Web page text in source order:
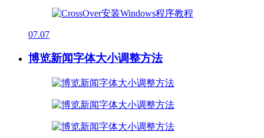
07.07
博览新闻字体大小调整方法